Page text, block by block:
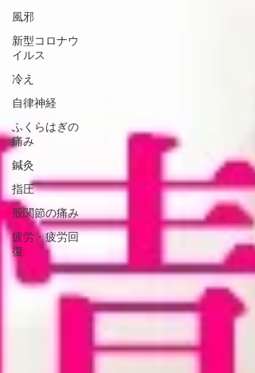
風邪
新型コロナウ
イルス
冷え
自律神経
ふくらはぎの
痛み
鍼灸
指圧
股関節の痛み
疲労・疲労回
復